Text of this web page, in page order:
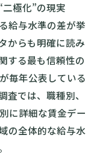
極化”の現実
給与水準の差が挙
からも明確に読み
する最も信頼性の
毎年公表している
査では、職種別、
に詳細な賃金デー
の全体的な給与水